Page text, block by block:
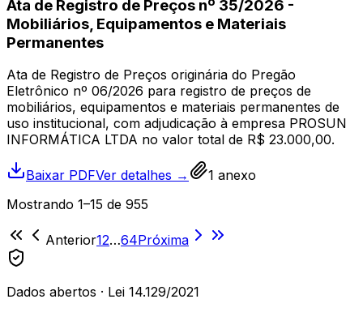
Ata de Registro de Preços nº 35/2026 -
Mobiliários, Equipamentos e Materiais
Permanentes
Ata de Registro de Preços originária do Pregão
Eletrônico nº 06/2026 para registro de preços de
mobiliários, equipamentos e materiais permanentes de
uso institucional, com adjudicação à empresa PROSUN
INFORMÁTICA LTDA no valor total de R$ 23.000,00.
Baixar PDFVer detalhes → 1 anexo
Mostrando 1–15 de 955
Anterior12…64Próxima
Dados abertos · Lei 14.129/2021